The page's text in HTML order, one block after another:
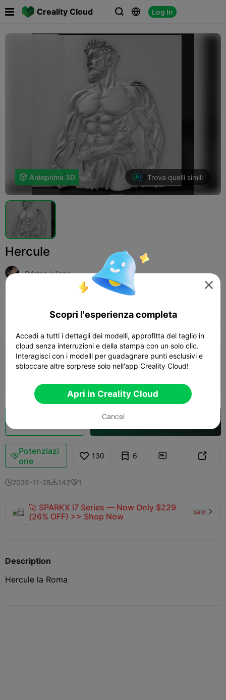
Creality Cloud   Log In
 
 Anteprima 3D Trova quelli simili
Hercule
Cristea Iuliana
0.2mm layer, 2 walls, 15% infill
Apri in Creality Cloud
Potenziazi
one
130 6  
2025-11-281421
🚀 SPARKX i7 Series — Now Only $229
(26% OFF) >> Shop Now
sale 
Description
Hercule la Roma

Scopri l'esperienza completa
Accedi a tutti i dettagli dei modelli, approfitta del taglio in
cloud senza interruzioni e della stampa con un solo clic.
Interagisci con i modelli per guadagnare punti esclusivi e
sbloccare altre sorprese solo nell'app Creality Cloud!
Apri in Creality Cloud
Cancel